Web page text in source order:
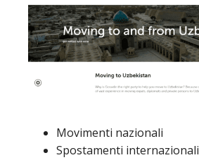
Movimenti nazionali
Spostamenti internazionali